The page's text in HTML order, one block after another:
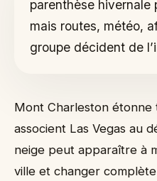
Ski, luge ou simple
Budget et équipement
Quand renoncer
La règle simple à garder
parenthèse hivernale
mais routes, météo,
groupe décident de
Mont Charleston étonne
associent Las Vegas au
neige peut apparaître à
ville et changer